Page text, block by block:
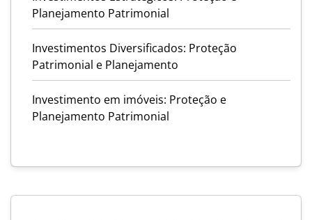
Planejamento Patrimonial
Investimentos Diversificados: Proteção
Patrimonial e Planejamento
Investimento em imóveis: Proteção e
Planejamento Patrimonial